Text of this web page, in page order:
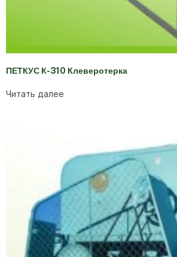
ПЕТКУС К-310 Клеверотерка
Читать далее